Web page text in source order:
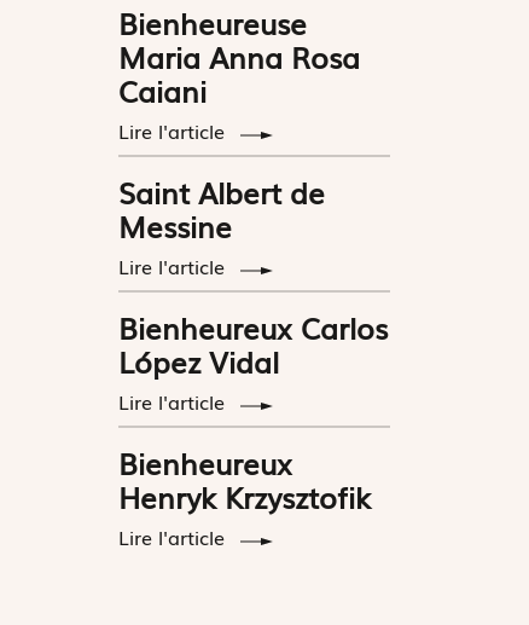
Bienheureuse
Maria Anna Rosa
Caiani
Lire l'article
Saint Albert de
Messine
Lire l'article
Bienheureux Carlos
López Vidal
Lire l'article
Bienheureux
Henryk Krzysztofik
Lire l'article